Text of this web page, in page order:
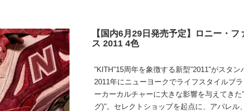
【国内6月29日発売予定】ロニー・
ス 2011 4色
"KITH"15周年を象徴する新型"2011"がスタン
2011年にニューヨークでライフスタイルブ
ーカーカルチャーに大きな影響を与えてき
グ)"。セレクトショップを起点に、アパレル